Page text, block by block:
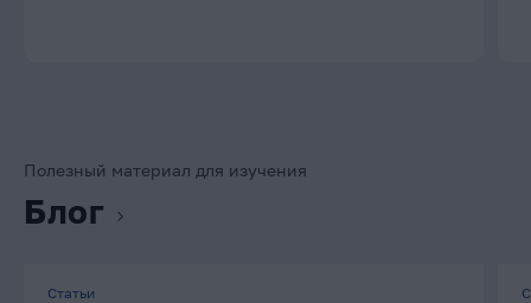
Полезный материал для изучения
Блог
Статьи